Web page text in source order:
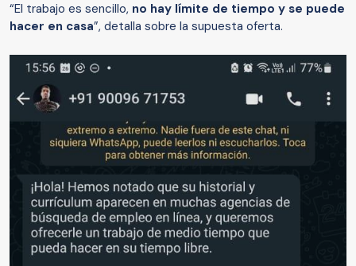
“El trabajo es sencillo, no hay límite de tiempo y se puede
hacer en casa”, detalla sobre la supuesta oferta.